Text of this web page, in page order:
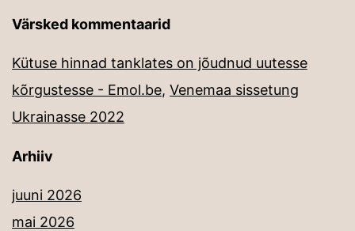
Värsked kommentaarid
Kütuse hinnad tanklates on jõudnud uutesse
kõrgustesse - Emol.be, Venemaa sissetung
Ukrainasse 2022
Arhiiv
juuni 2026
mai 2026